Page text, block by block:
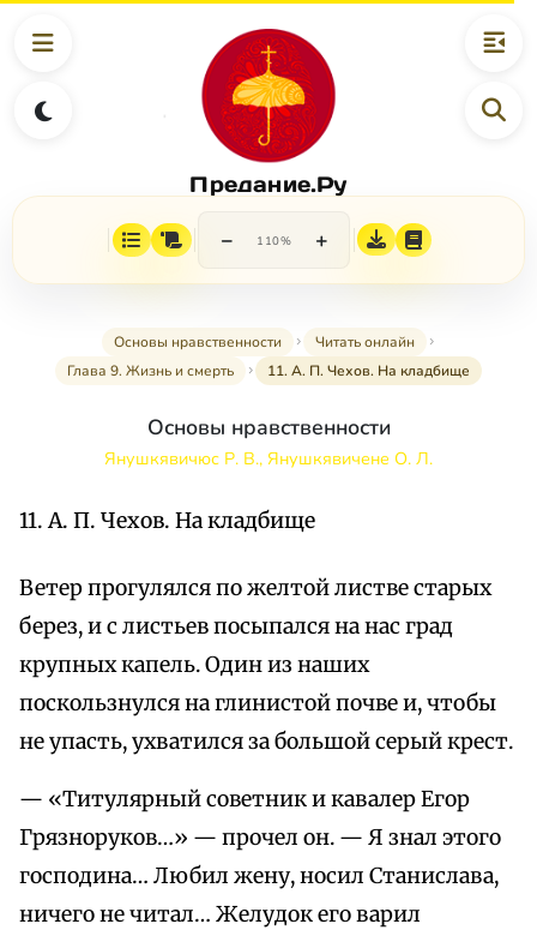
Предание.Ру
− 110% +
Основы нравственности
Читать онлайн
Глава 9. Жизнь и смерть
11. А. П. Чехов. На кладбище
Основы нравственности
Янушкявичюс Р. В., Янушкявичене О. Л.
11. А. П. Чехов. На кладбище
Ветер прогулялся по желтой листве старых
берез, и с листьев посыпался на нас град
крупных капель. Один из наших
поскользнулся на глинистой почве и, чтобы
не упасть, ухватился за большой серый крест.
— «Титулярный советник и кавалер Егор
Грязноруков…» — прочел он. — Я знал этого
господина… Любил жену, носил Станислава,
ничего не читал… Желудок его варил